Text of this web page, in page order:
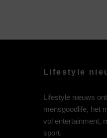
Lifestyle
Lifestyle nieuws
mensgoodlife, het
vol entertainment,
sport.